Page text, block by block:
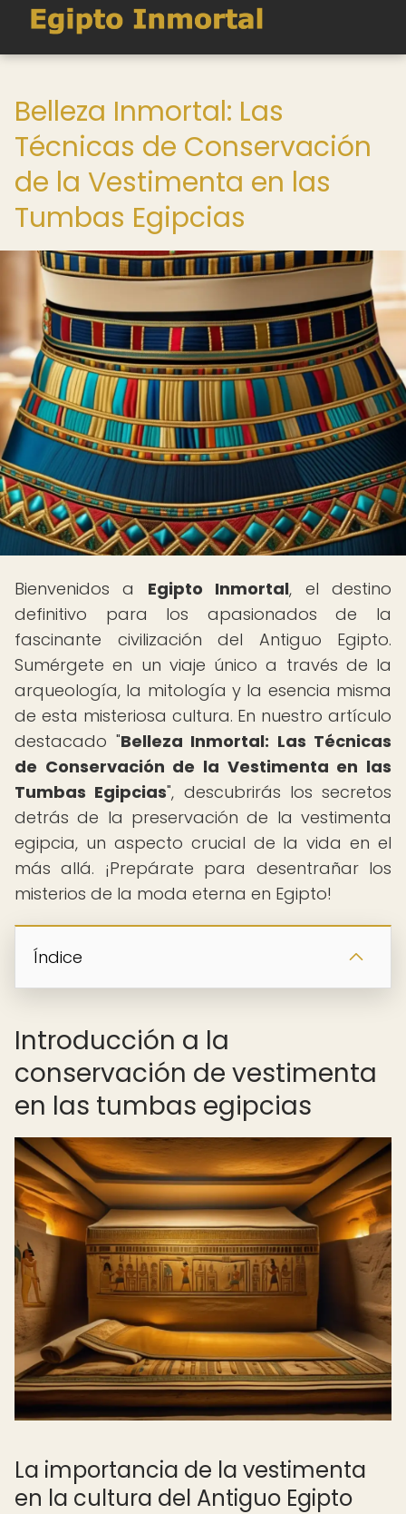
Belleza Inmortal: Las
Técnicas de Conservación
de la Vestimenta en las
Tumbas Egipcias
Bienvenidos a Egipto Inmortal, el destino
definitivo para los apasionados de la
fascinante civilización del Antiguo Egipto.
Sumérgete en un viaje único a través de la
arqueología, la mitología y la esencia misma
de esta misteriosa cultura. En nuestro artículo
destacado "Belleza Inmortal: Las Técnicas
de Conservación de la Vestimenta en las
Tumbas Egipcias", descubrirás los secretos
detrás de la preservación de la vestimenta
egipcia, un aspecto crucial de la vida en el
más allá. ¡Prepárate para desentrañar los
misterios de la moda eterna en Egipto!
Índice
Introducción a la
conservación de vestimenta
en las tumbas egipcias
La importancia de la vestimenta
en la cultura del Antiguo Egipto